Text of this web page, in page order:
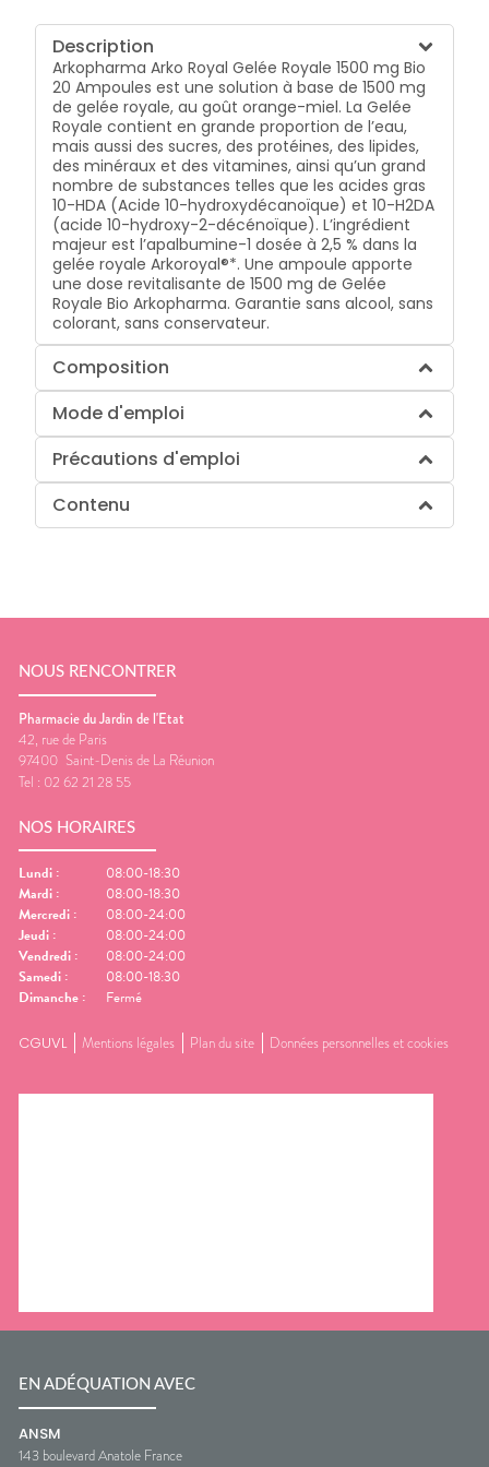
Description
Arkopharma Arko Royal Gelée Royale 1500 mg Bio
20 Ampoules est une solution à base de 1500 mg
de gelée royale, au goût orange-miel. La Gelée
Royale contient en grande proportion de l’eau,
mais aussi des sucres, des protéines, des lipides,
des minéraux et des vitamines, ainsi qu’un grand
nombre de substances telles que les acides gras
10-HDA (Acide 10-hydroxydécanoïque) et 10-H2DA
(acide 10-hydroxy-2-décénoïque). L’ingrédient
majeur est l’apalbumine-1 dosée à 2,5 % dans la
gelée royale Arkoroyal®*. Une ampoule apporte
une dose revitalisante de 1500 mg de Gelée
Royale Bio Arkopharma. Garantie sans alcool, sans
colorant, sans conservateur.
Composition
Mode d'emploi
Précautions d'emploi
Contenu
NOUS RENCONTRER
Pharmacie du Jardin de l'Etat
42, rue de Paris
97400 Saint-Denis de La Réunion
Tel : 02 62 21 28 55
NOS HORAIRES
Lundi :
08:00-18:30
Mardi :
08:00-18:30
Mercredi :
08:00-24:00
Jeudi :
08:00-24:00
Vendredi :
08:00-24:00
Samedi :
08:00-18:30
Dimanche : Fermé
CGUVL Mentions légales Plan du site Données personnelles et cookies
EN ADÉQUATION AVEC
ANSM
143 boulevard Anatole France